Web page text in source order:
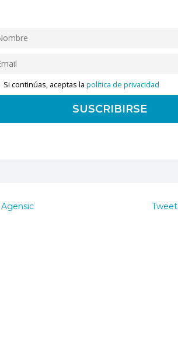
Si continúas, aceptas lapolítica de privacidad